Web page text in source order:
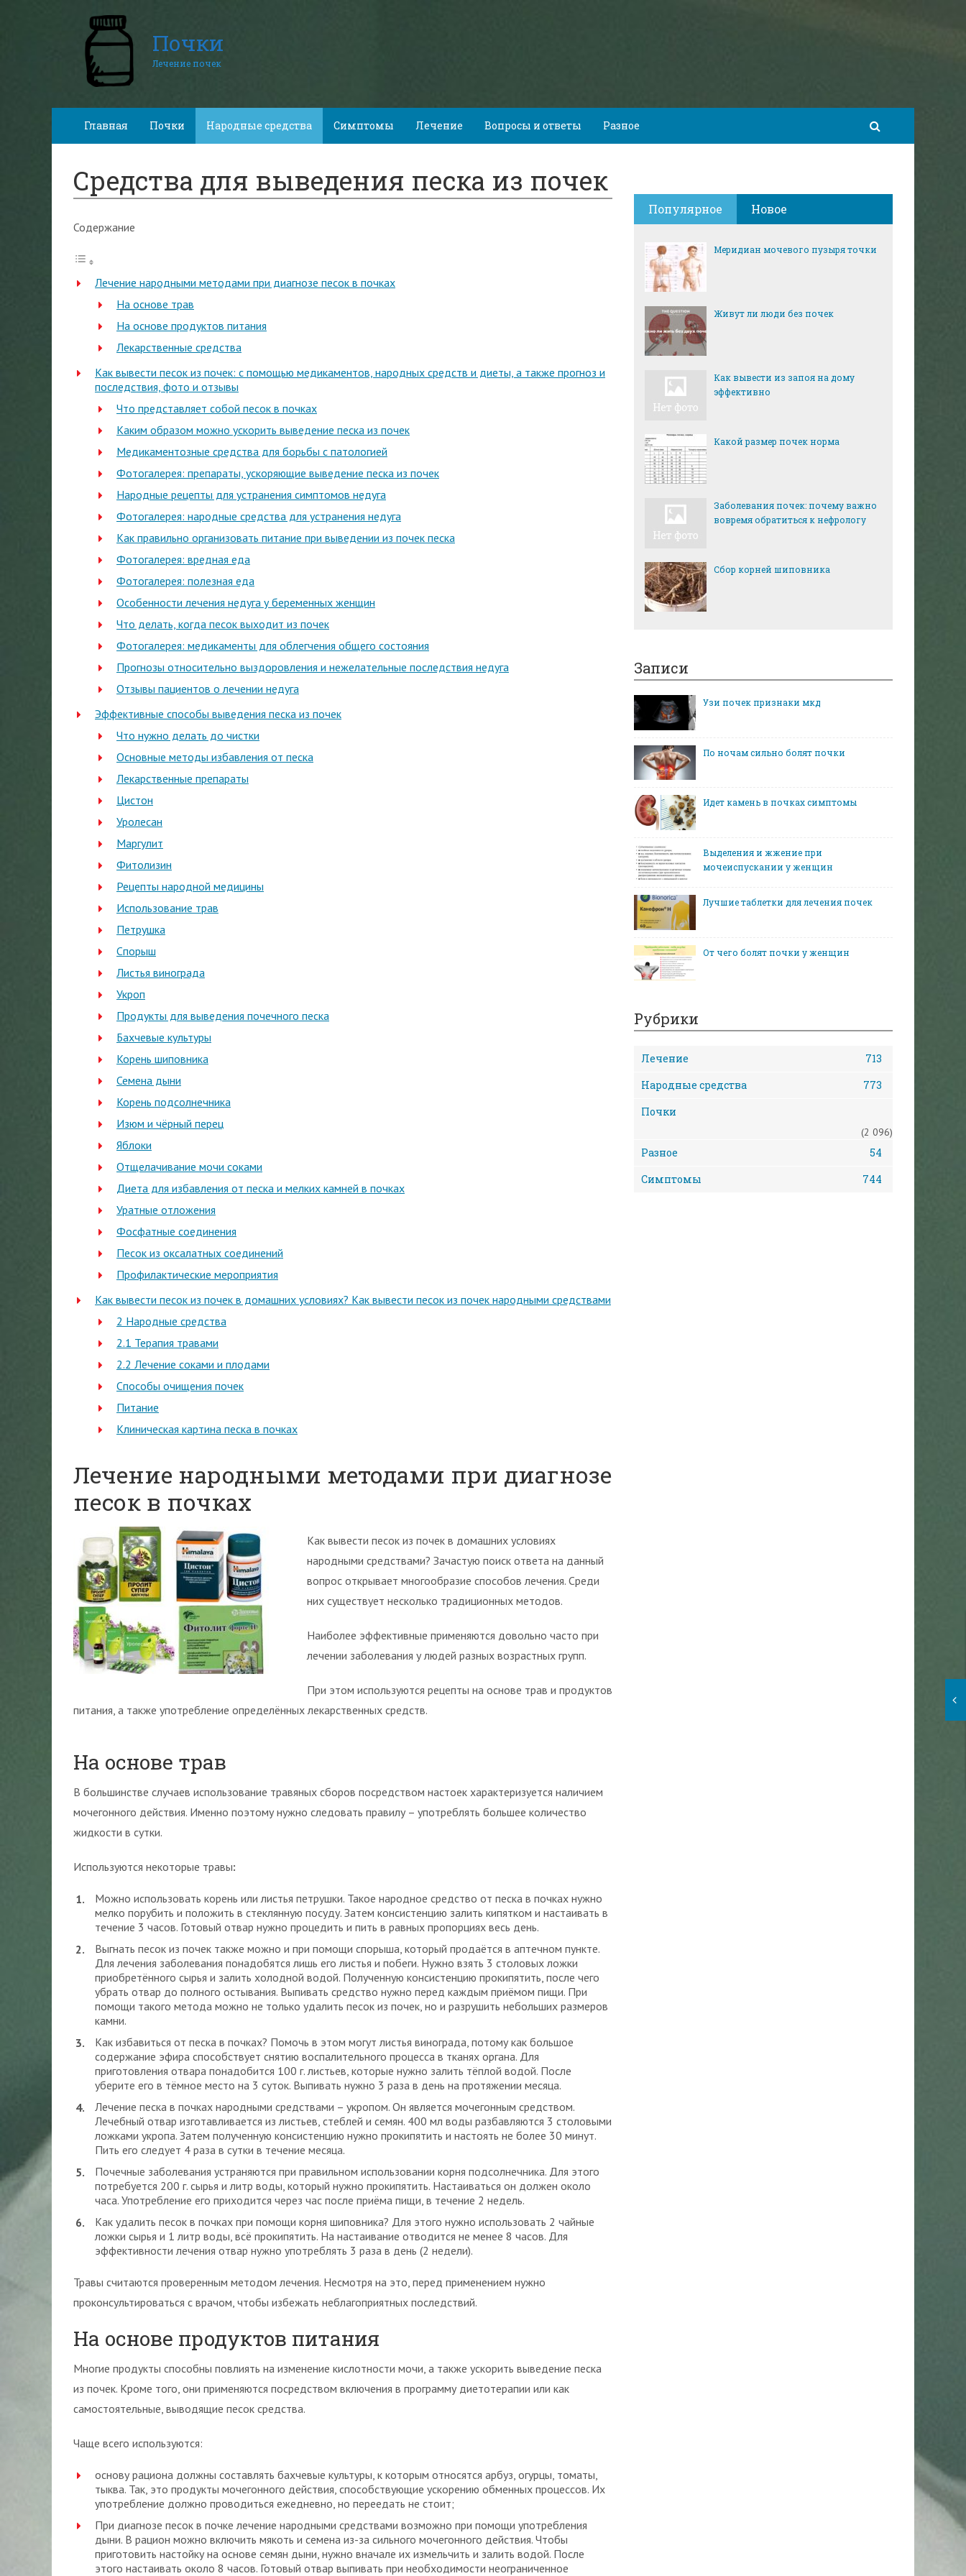
Почки
Лечение почек
Главная Почки Народные средства Симптомы Лечение Вопросы и ответы Разное
Средства для выведения песка из почек
Содержание
Лечение народными методами при диагнозе песок в почках
На основе трав
На основе продуктов питания
Лекарственные средства
Как вывести песок из почек: с помощью медикаментов, народных средств и диеты, а также прогноз и
последствия, фото и отзывы
Что представляет собой песок в почках
Каким образом можно ускорить выведение песка из почек
Медикаментозные средства для борьбы с патологией
Фотогалерея: препараты, ускоряющие выведение песка из почек
Народные рецепты для устранения симптомов недуга
Фотогалерея: народные средства для устранения недуга
Как правильно организовать питание при выведении из почек песка
Фотогалерея: вредная еда
Фотогалерея: полезная еда
Особенности лечения недуга у беременных женщин
Что делать, когда песок выходит из почек
Фотогалерея: медикаменты для облегчения общего состояния
Прогнозы относительно выздоровления и нежелательные последствия недуга
Отзывы пациентов о лечении недуга
Эффективные способы выведения песка из почек
Что нужно делать до чистки
Основные методы избавления от песка
Лекарственные препараты
Цистон
Уролесан
Маргулит
Фитолизин
Рецепты народной медицины
Использование трав
Петрушка
Спорыш
Листья винограда
Укроп
Продукты для выведения почечного песка
Бахчевые культуры
Корень шиповника
Семена дыни
Корень подсолнечника
Изюм и чёрный перец
Яблоки
Отщелачивание мочи соками
Диета для избавления от песка и мелких камней в почках
Уратные отложения
Фосфатные соединения
Песок из оксалатных соединений
Профилактические мероприятия
Как вывести песок из почек в домашних условиях? Как вывести песок из почек народными средствами
2 Народные средства
2.1 Терапия травами
2.2 Лечение соками и плодами
Способы очищения почек
Питание
Клиническая картина песка в почках
Лечение народными методами при диагнозе
песок в почках
Как вывести песок из почек в домашних условиях
народными средствами? Зачастую поиск ответа на данный
вопрос открывает многообразие способов лечения. Среди
них существует несколько традиционных методов.
Наиболее эффективные применяются довольно часто при
лечении заболевания у людей разных возрастных групп.
При этом используются рецепты на основе трав и продуктов
питания, а также употребление определённых лекарственных средств.
На основе трав
В большинстве случаев использование травяных сборов посредством настоек характеризуется наличием
мочегонного действия. Именно поэтому нужно следовать правилу – употреблять большее количество
жидкости в сутки.
Используются некоторые травы:
Можно использовать корень или листья петрушки. Такое народное средство от песка в почках нужно
мелко порубить и положить в стеклянную посуду. Затем консистенцию залить кипятком и настаивать в
течение 3 часов. Готовый отвар нужно процедить и пить в равных пропорциях весь день.
Выгнать песок из почек также можно и при помощи спорыша, который продаётся в аптечном пункте.
Для лечения заболевания понадобятся лишь его листья и побеги. Нужно взять 3 столовых ложки
приобретённого сырья и залить холодной водой. Полученную консистенцию прокипятить, после чего
убрать отвар до полного остывания. Выпивать средство нужно перед каждым приёмом пищи. При
помощи такого метода можно не только удалить песок из почек, но и разрушить небольших размеров
камни.
Как избавиться от песка в почках? Помочь в этом могут листья винограда, потому как большое
содержание эфира способствует снятию воспалительного процесса в тканях органа. Для
приготовления отвара понадобится 100 г. листьев, которые нужно залить тёплой водой. После
уберите его в тёмное место на 3 суток. Выпивать нужно 3 раза в день на протяжении месяца.
Лечение песка в почках народными средствами – укропом. Он является мочегонным средством.
Лечебный отвар изготавливается из листьев, стеблей и семян. 400 мл воды разбавляются 3 столовыми
ложками укропа. Затем полученную консистенцию нужно прокипятить и настоять не более 30 минут.
Пить его следует 4 раза в сутки в течение месяца.
Почечные заболевания устраняются при правильном использовании корня подсолнечника. Для этого
потребуется 200 г. сырья и литр воды, который нужно прокипятить. Настаиваться он должен около
часа. Употребление его приходится через час после приёма пищи, в течение 2 недель.
Как удалить песок в почках при помощи корня шиповника? Для этого нужно использовать 2 чайные
ложки сырья и 1 литр воды, всё прокипятить. На настаивание отводится не менее 8 часов. Для
эффективности лечения отвар нужно употреблять 3 раза в день (2 недели).
Травы считаются проверенным методом лечения. Несмотря на это, перед применением нужно
проконсультироваться с врачом, чтобы избежать неблагоприятных последствий.
На основе продуктов питания
Многие продукты способны повлиять на изменение кислотности мочи, а также ускорить выведение песка
из почек. Кроме того, они применяются посредством включения в программу диетотерапии или как
самостоятельные, выводящие песок средства.
Чаще всего используются:
основу рациона должны составлять бахчевые культуры, к которым относятся арбуз, огурцы, томаты,
тыква. Так, это продукты мочегонного действия, способствующие ускорению обменных процессов. Их
употребление должно проводиться ежедневно, но переедать не стоит;
При диагнозе песок в почке лечение народными средствами возможно при помощи употребления
дыни. В рацион можно включить мякоть и семена из-за сильного мочегонного действия. Чтобы
приготовить настойку на основе семян дыни, нужно вначале их измельчить и залить водой. После
этого настаивать около 8 часов. Готовый отвар выпивать при необходимости неограниченное
Популярное Новое
Меридиан мочевого пузыря точки
Живут ли люди без почек
Как вывести из запоя на дому
эффективно
Какой размер почек норма
Заболевания почек: почему важно
вовремя обратиться к нефрологу
Сбор корней шиповника
Записи
Узи почек признаки мкд
По ночам сильно болят почки
Идет камень в почках симптомы
Выделения и жжение при
мочеиспускании у женщин
Лучшие таблетки для лечения почек
От чего болят почки у женщин
Рубрики
Лечение
713
Народные средства
773
Почки
(2 096)
Разное
54
Симптомы
744